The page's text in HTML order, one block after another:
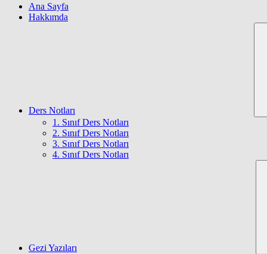
Ana Sayfa
Hakkımda
Ders Notları
1. Sınıf Ders Notları
2. Sınıf Ders Notları
3. Sınıf Ders Notları
4. Sınıf Ders Notları
Gezi Yazıları